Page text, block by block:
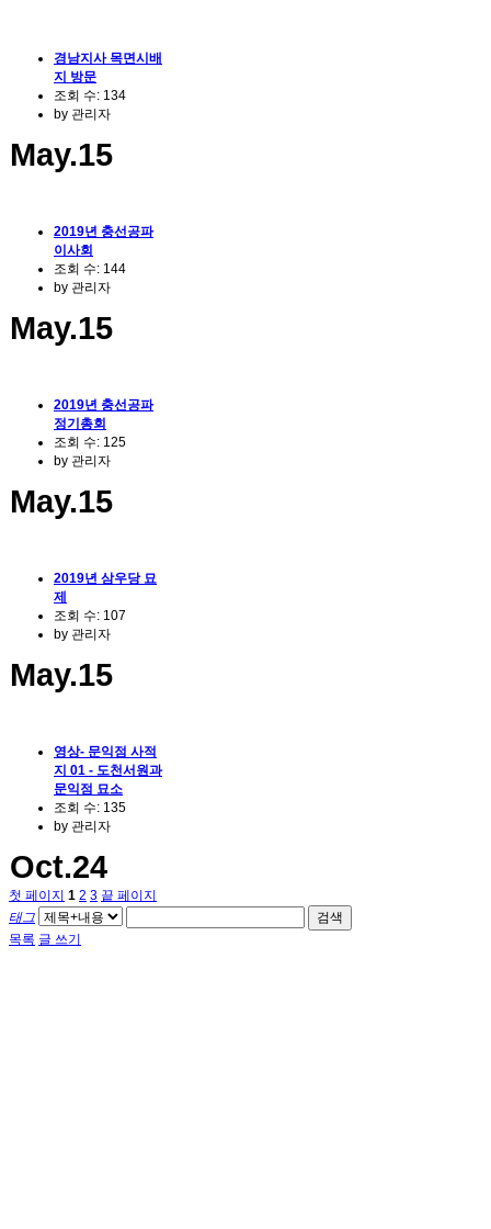
경남지사 목면시배
지 방문
조회 수: 134
by 관리자
May.15
2019년 충선공파
이사회
조회 수: 144
by 관리자
May.15
2019년 충선공파
정기총회
조회 수: 125
by 관리자
May.15
2019년 삼우당 묘
제
조회 수: 107
by 관리자
May.15
영상- 문익점 사적
지 01 - 도천서원과
문익점 묘소
조회 수: 135
by 관리자
Oct.24
첫 페이지 1 2 3 끝 페이지
태그
검색
목록 글 쓰기